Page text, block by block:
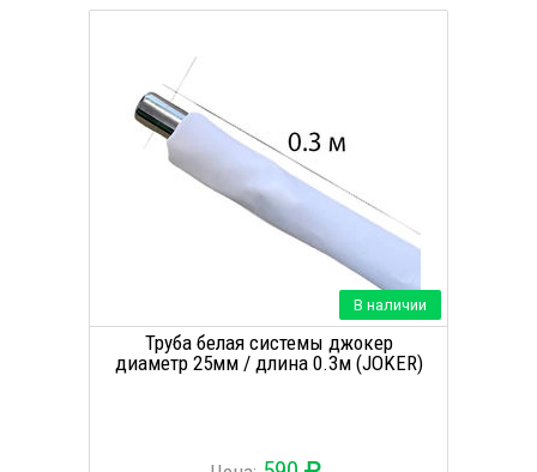
В наличии
Труба белая системы джокер
диаметр 25мм / длина 0.3м (JOKER)